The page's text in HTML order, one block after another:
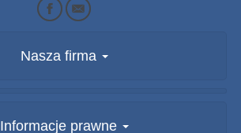
Nasza firma
Informacje prawne